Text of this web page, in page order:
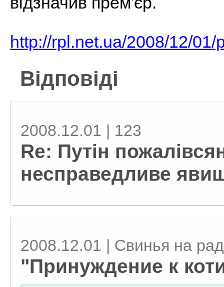
http://rpl.net.ua/2008/12/
Відповіді
2008.12.01 | 123
Re: Путін
несправедливе
2008.12.01 | Свинья на
"Принуждение к